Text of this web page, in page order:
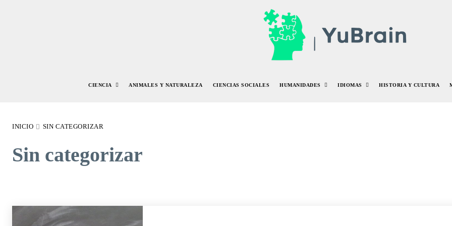
CIENCIA ANIMALES Y NATURALEZA CIENCIAS SOCIALES HUMANIDADES IDIOMAS HISTORIA Y CULTURA
INICIO SIN CATEGORIZAR
Sin categorizar